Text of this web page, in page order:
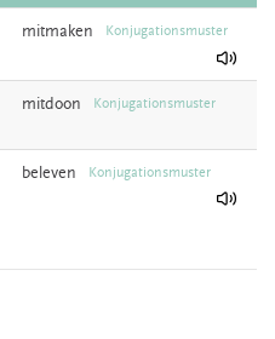
mitmaken Konjugationsmuster
mitdoon Konjugationsmuster
beleven Konjugationsmuster